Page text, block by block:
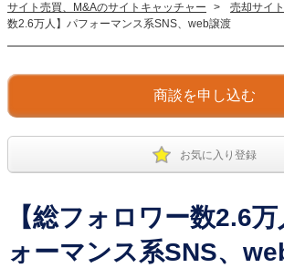
サイト売買、M&Aのサイトキャッチャー > 売却サイ
数2.6万人】パフォーマンス系SNS、web譲渡
商談を申し込む
お気に入り登録
【総フォロワー数2.6
ォーマンス系SNS、